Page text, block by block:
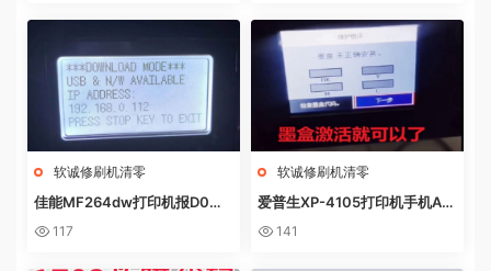
软诚修刷机清零
佳能MF264dw打印机报D0W
NL0AD MODE快速解决方法
117
软诚修刷机清零
爱普生XP-4105打印机手机AP
P上点了更新固件之后不识别墨
141